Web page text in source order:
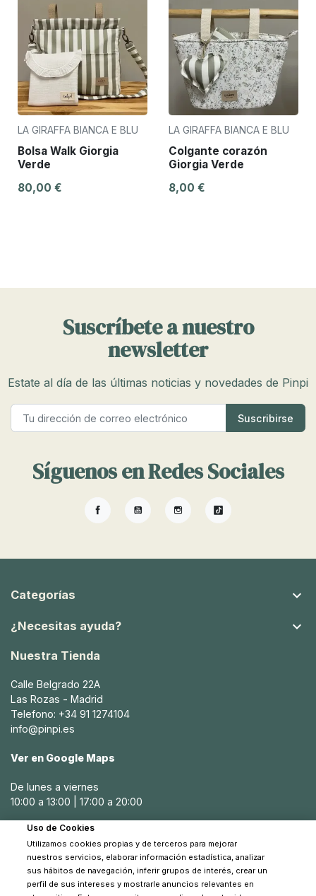
LA GIRAFFA BIANCA E BLU
Bolsa Walk Giorgia
Verde
80,00 €
LA GIRAFFA BIANCA E BLU
Colgante corazón
Giorgia Verde
8,00 €
Suscríbete a nuestro
newsletter
Estate al día de las últimas noticias y novedades de Pinpi
Síguenos en Redes Sociales
FacebookYouTubeInstagramTikTok
Categorías 
¿Necesitas ayuda? 
Nuestra Tienda
Calle Belgrado 22A
Las Rozas - Madrid
Telefono: +34 91 1274104
info@pinpi.es
Ver en Google Maps
De lunes a viernes
10:00 a 13:00 | 17:00 a 20:00
Sábados
10:30 a 14:00
Uso de Cookies
Utilizamos cookies propias y de terceros para mejorar
nuestros servicios, elaborar información estadística, analizar
sus hábitos de navegación, inferir grupos de interés, crear un
perfil de sus intereses y mostrarle anuncios relevantes en